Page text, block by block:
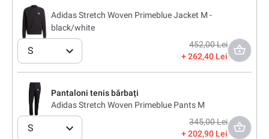
Adidas Stretch Woven Primeblue Jacket M -
black/white
S
452,00 Lei
262,40 Lei
Pantaloni tenis bărbați
Adidas Stretch Woven Primeblue Pants M
S
345,00 Lei
202,90 Lei